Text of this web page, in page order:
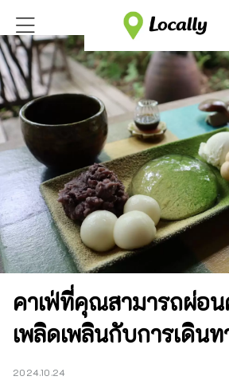
คาเฟ่ที่คุณสามารถผ่อน
เพลิดเพลินกับการเดิน
2024.10.24